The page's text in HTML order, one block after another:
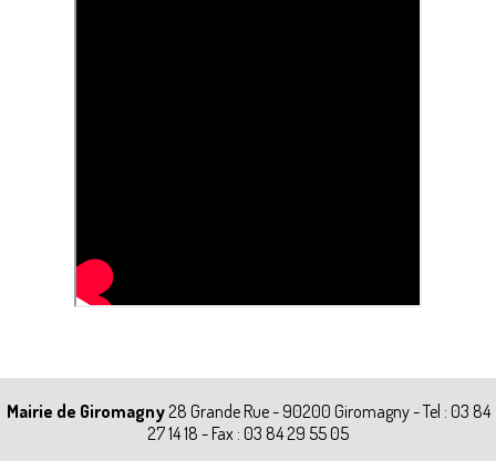
Mairie de Giromagny28 Grande Rue - 90200 Giromagny - Tel : 03 84
27 14 18 - Fax : 03 84 29 55 05